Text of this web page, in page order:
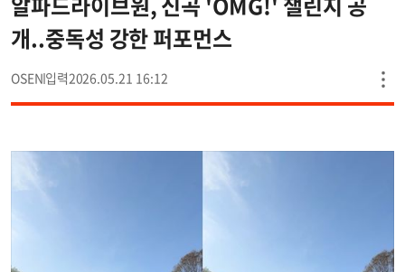
개..중독성 강한 퍼포먼스
OSEN 2026.05.21 16:12